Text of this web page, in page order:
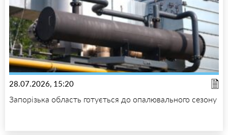
28.07.2026, 15:20
Запорізька область готується до опалювального сезону